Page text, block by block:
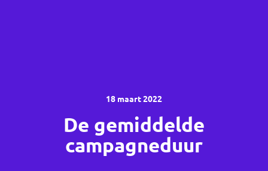
18 maart 2022
De gemiddelde
campagneduur